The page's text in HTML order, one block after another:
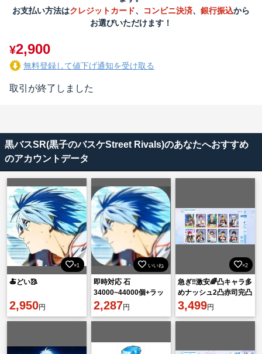
お支払い方法はクレジットカード、 コンビニ決済、 銀行振込から
お選びいただけます！
¥2,900
無料登録して値下げ通知を受け取る
取引が終了しました
黒バスSR(黒子のバスケStreet Rivals)のあなたへおすすめ
のアカウントデータ
×1
🍝どい🥻
2,950円
いいね
即時対応 石
34000~44000個+ラッ
キーチャーム2-4枚 初
期垢 直接購入OK！
2,287円
×2
急ぎ‼️激安🌈凸キャラ多
めナッシュ2凸赤司完凸
so赤司4凸
3,499円